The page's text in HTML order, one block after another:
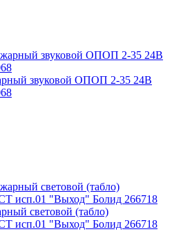
звуковой ОПОП 2-35 24В
световой (табло)
исп.01 "Выход" Болид 266718